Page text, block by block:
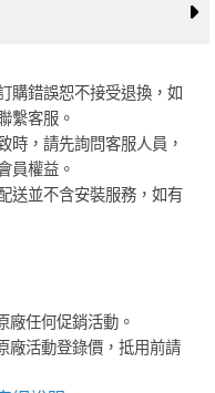
購錯誤恕不接受退換，如
繫客服。
時，請先詢問客服人員，
員權益。
送並不含安裝服務，如有
廠任何促銷活動。
廠活動登錄價，抵用前請